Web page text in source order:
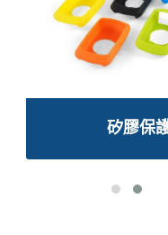
矽膠保護套